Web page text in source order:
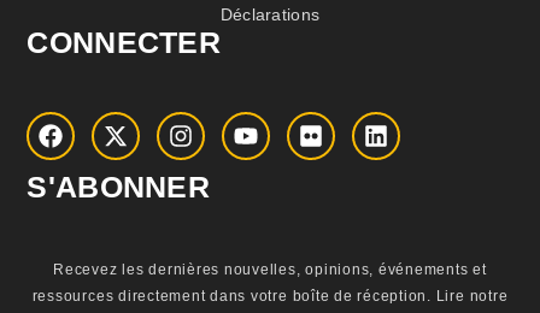
Déclarations
CONNECTER
S'ABONNER
Recevez les dernières nouvelles, opinions, événements et
ressources directement dans votre boîte de réception. Lire notre